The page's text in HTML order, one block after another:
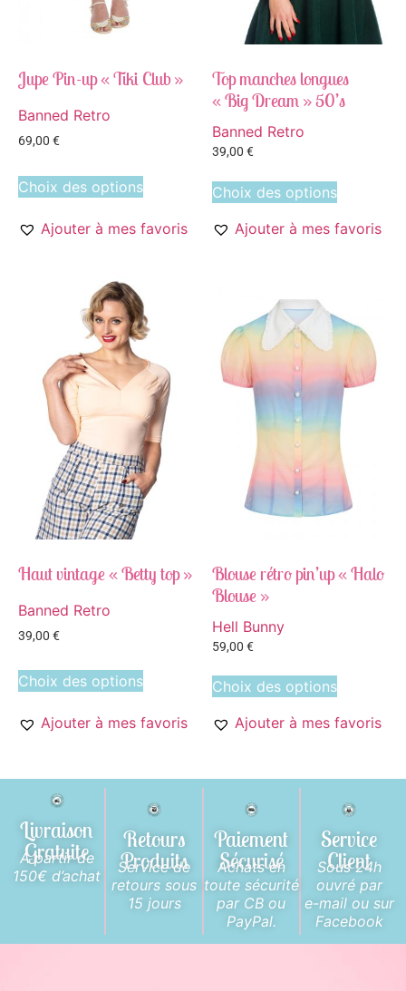
Jupe Pin-up « Tiki Club »
Banned Retro
69,00 €
Choix des options
Ajouter à mes favoris
Top manches longues
« Big Dream » 50’s
Banned Retro
39,00 €
Choix des options
Ajouter à mes favoris
Haut vintage « Betty top »
Banned Retro
39,00 €
Choix des options
Ajouter à mes favoris
Blouse rétro pin’up « Halo
Blouse »
Hell Bunny
59,00 €
Choix des options
Ajouter à mes favoris
Livraison
Gratuite
A partir de
150€ d’achat
Retours
Produits
Service de
retours sous
15 jours
Paiement
Sécurisé
Achats en
toute sécurité
par CB ou
PayPal.
Service
Client
Sous 24h
ouvré par
e-mail ou sur
Facebook